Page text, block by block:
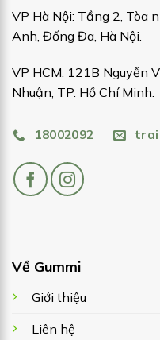
VP Hà Nội: Tầng 2, Tòa
Anh, Đống Đa, Hà Nội.
VP HCM: 121B Nguyễn
Nhuận, TP. Hồ Chí Minh.
18002092
Về Gummi
Giới thiệu
Liên hệ